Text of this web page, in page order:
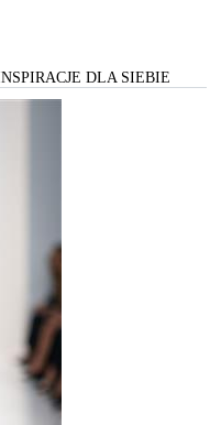
DLA SIEBIE